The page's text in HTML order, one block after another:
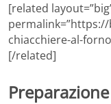
[related
chiacchiere-al-
[/related]
Preparazione